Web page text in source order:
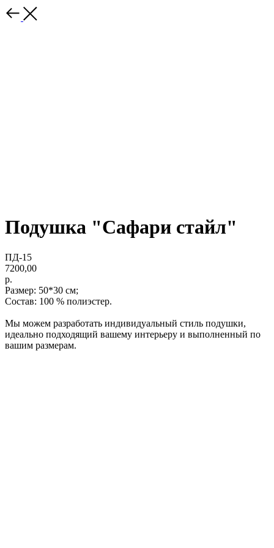
Подушка "Сафари стайл"
ПД-15
7200,00
р.
Размер: 50*30 см;
Состав: 100 % полиэстер.
Мы можем разработать индивидуальный стиль подушки,
идеально подходящий вашему интерьеру и выполненный по
вашим размерам.